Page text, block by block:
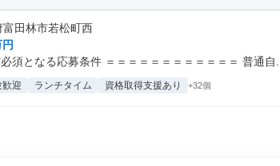
田林市若松町西
須となる応募条件 ＝＝＝＝＝＝＝＝＝＝＝＝ 普通自...
迎 ランチタイム 資格取得支援あり +32個